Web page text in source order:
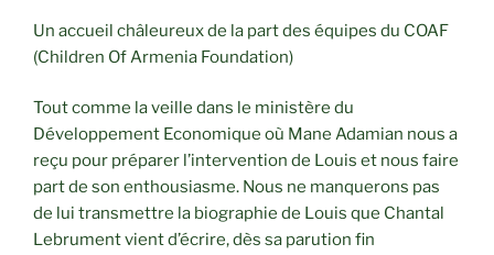
Un accueil châleureux de la part des équipes du COAF
(Children Of Armenia Foundation)
Tout comme la veille dans le ministère du
Développement Economique où Mane Adamian nous a
reçu pour préparer l’intervention de Louis et nous faire
part de son enthousiasme. Nous ne manquerons pas
de lui transmettre la biographie de Louis que Chantal
Lebrument vient d’écrire, dès sa parution fin